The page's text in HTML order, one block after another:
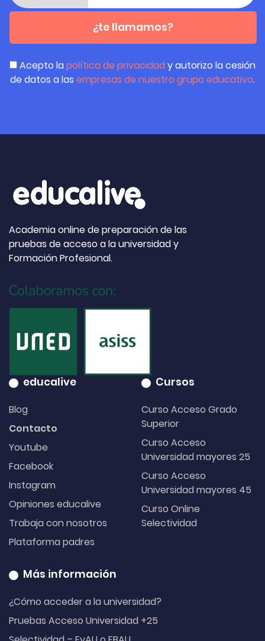
¿te llamamos?
Acepto lapolítica de privacidady autorizo la cesión
de datos a las empresas de nuestro grupo educativo.
Academia online de preparación de las
pruebas de acceso a la universidad y
Formación Profesional.
educalive
Blog
Contacto
Youtube
Facebook
Instagram
Opiniones educalive
Trabaja con nosotros
Plataforma padres
Cursos
Curso Acceso Grado
Superior
Curso Acceso
Universidad mayores 25
Curso Acceso
Universidad mayores 45
Curso Online
Selectividad
Más información
¿Cómo acceder a la universidad?
Pruebas Acceso Universidad +25